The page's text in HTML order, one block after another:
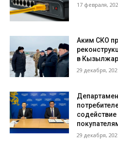
17 февраля,
Аким СКО
в
29 декабря,
содействие
29 декабря,